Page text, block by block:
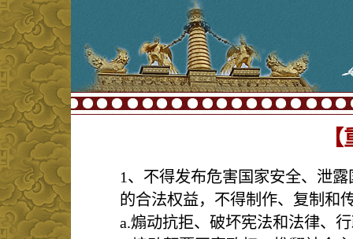
1、不得发布危害国家安全、泄
的合法权益，不得制作、复制和
a.煽动抗拒、破坏宪法和法律、